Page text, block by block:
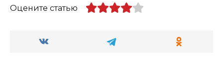
Оцените статью